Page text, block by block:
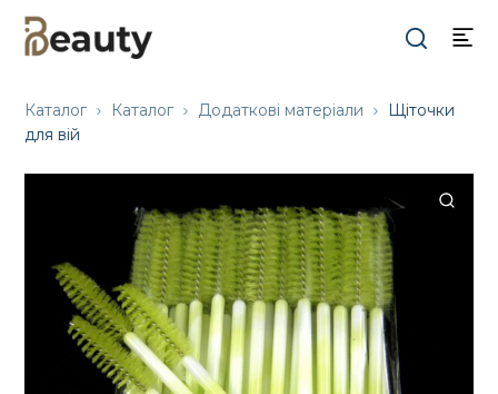
Каталог Каталог Додаткові матеріали
Щіточки
для вій